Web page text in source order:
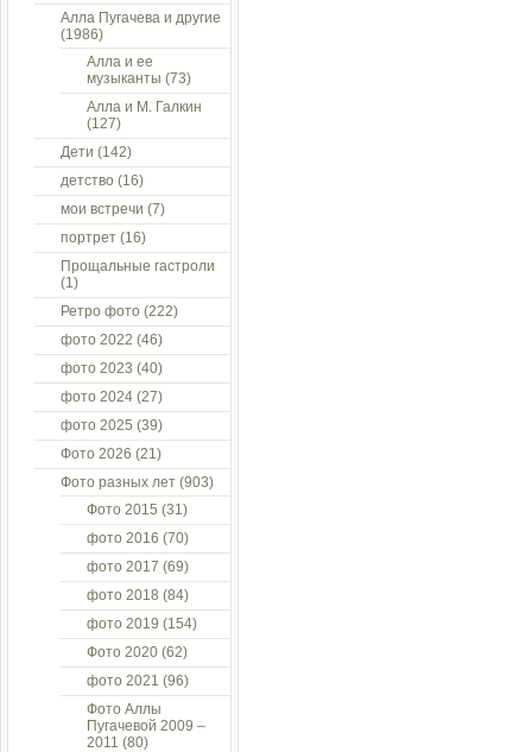
Алла Пугачева и другие
(1986)
Алла и ее
музыканты (73)
Алла и М. Галкин
(127)
Дети (142)
детство (16)
мои встречи (7)
портрет (16)
Прощальные гастроли
(1)
Ретро фото (222)
фото 2022 (46)
фото 2023 (40)
фото 2024 (27)
фото 2025 (39)
Фото 2026 (21)
Фото разных лет (903)
Фото 2015 (31)
фото 2016 (70)
фото 2017 (69)
фото 2018 (84)
фото 2019 (154)
Фото 2020 (62)
фото 2021 (96)
Фото Аллы
Пугачевой 2009 –
2011 (80)